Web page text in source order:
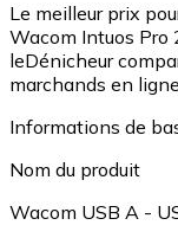
Le meilleur prix
Wacom Intuos Pro
leDénicheur
marchands en
Informations de
Nom du produit
Wacom USB A -